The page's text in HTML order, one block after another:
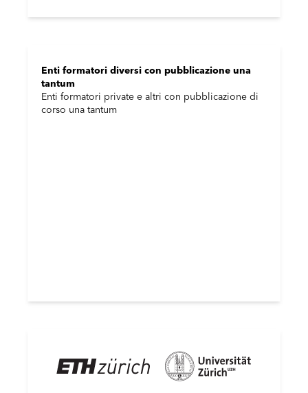
Enti formatori diversi con pubblicazione una
tantum
Enti formatori private e altri con pubblicazione di
corso una tantum